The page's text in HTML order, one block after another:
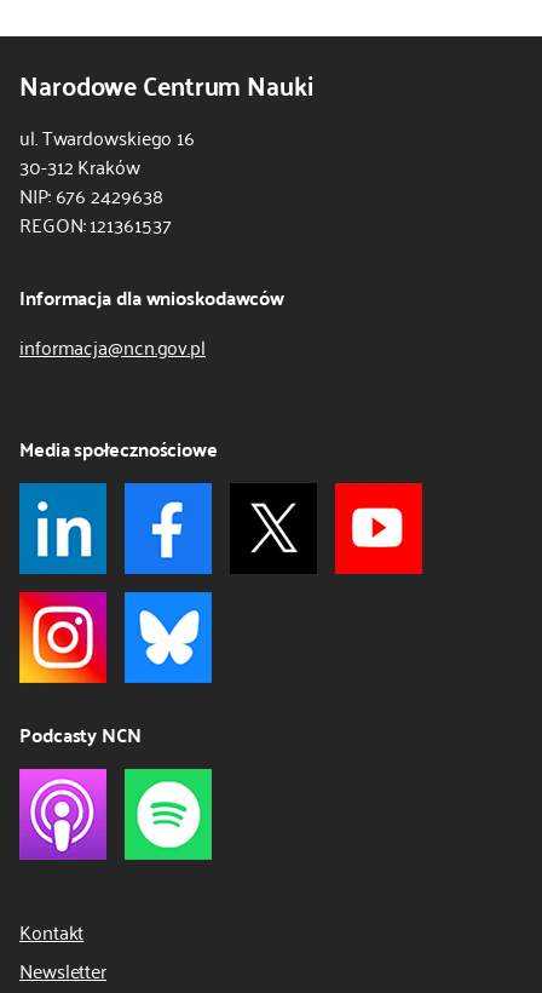
Narodowe Centrum Nauki
ul. Twardowskiego 16
30-312 Kraków
NIP: 676 2429638
REGON: 121361537
Informacja dla wnioskodawców
informacja@ncn.gov.pl
Media społecznościowe
Podcasty NCN
Kontakt
Newsletter